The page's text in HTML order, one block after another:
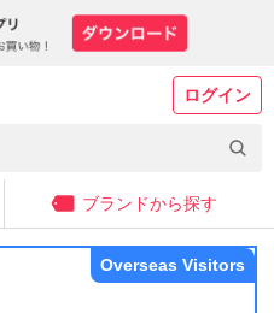
ログイン
ブランドから探す
Overseas Visitors